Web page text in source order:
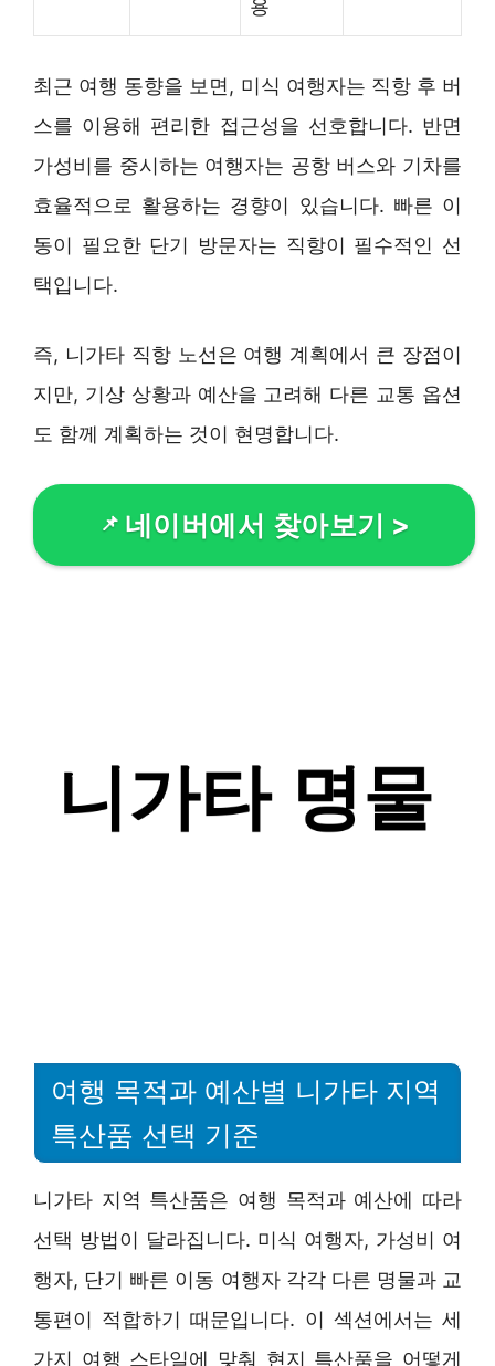
용
최근 여행 동향을 보면, 미식 여행자는 직항 후 버
스를 이용해 편리한 접근성을 선호합니다. 반면
가성비를 중시하는 여행자는 공항 버스와 기차를
효율적으로 활용하는 경향이 있습니다. 빠른 이
동이 필요한 단기 방문자는 직항이 필수적인 선
택입니다.
즉, 니가타 직항 노선은 여행 계획에서 큰 장점이
지만, 기상 상황과 예산을 고려해 다른 교통 옵션
도 함께 계획하는 것이 현명합니다.
네이버에서 찾아보기 >
여행 목적과 예산별 니가타 지역
특산품 선택 기준
니가타 지역 특산품은 여행 목적과 예산에 따라
선택 방법이 달라집니다. 미식 여행자, 가성비 여
행자, 단기 빠른 이동 여행자 각각 다른 명물과 교
통편이 적합하기 때문입니다. 이 섹션에서는 세
가지 여행 스타일에 맞춰 현지 특산품을 어떻게